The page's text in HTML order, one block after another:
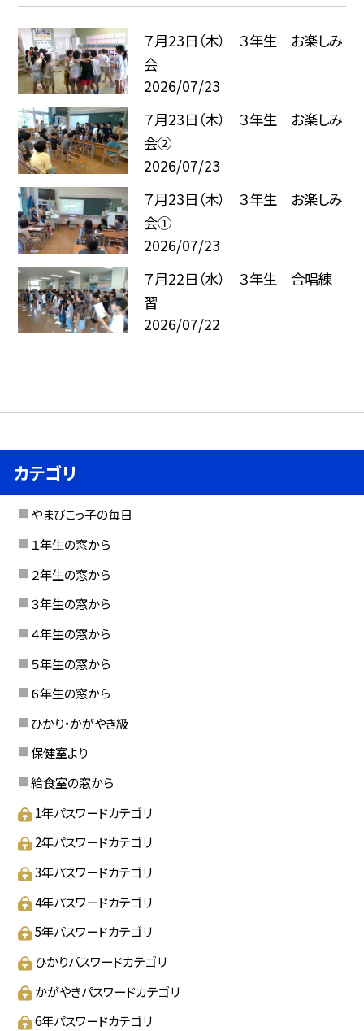
７月23日（木） ３年生 お楽しみ
会
2026/07/23
７月23日（木） ３年生 お楽しみ
会②
2026/07/23
７月23日（木） ３年生 お楽しみ
会①
2026/07/23
７月22日（水） ３年生 合唱練
習
2026/07/22
カテゴリ
やまびこっ子の毎日
１年生の窓から
２年生の窓から
３年生の窓から
４年生の窓から
５年生の窓から
６年生の窓から
ひかり・かがやき級
保健室より
給食室の窓から
1年パスワードカテゴリ
2年パスワードカテゴリ
3年パスワードカテゴリ
4年パスワードカテゴリ
5年パスワードカテゴリ
ひかりパスワードカテゴリ
かがやきパスワードカテゴリ
6年パスワードカテゴリ